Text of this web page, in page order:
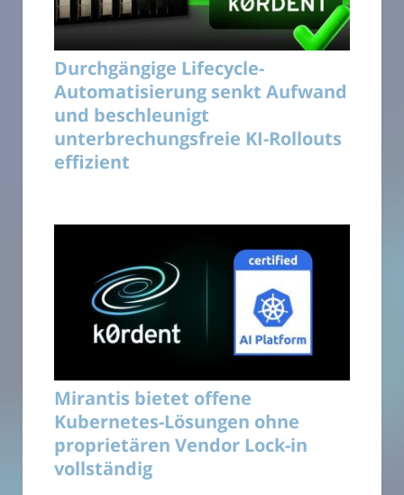
Durchgängige Lifecycle-
Automatisierung senkt Aufwand
und beschleunigt
unterbrechungsfreie KI-Rollouts
effizient
Mirantis bietet offene
Kubernetes-Lösungen ohne
proprietären Vendor Lock-in
vollständig